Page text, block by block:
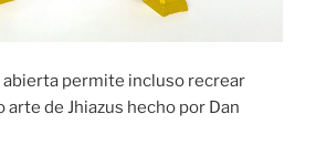
abierta permite incluso recrear
de Jhiazus hecho por Dan